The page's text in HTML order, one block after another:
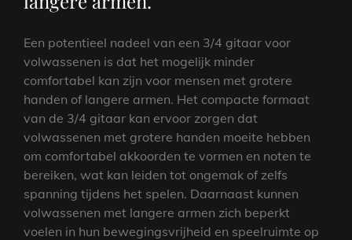
Een potentieel nadeel van een 3/4 gitaar voor
volwassenen is dat het mogelijk minder
comfortabel kan zijn voor mensen met grotere
handen of langere armen. Het compacte formaat
van de 3/4 gitaar kan ervoor zorgen dat
volwassenen met grotere handen moeite hebben
om comfortabel akkoorden te vormen en noten te
bereiken, wat kan leiden tot ongemak of zelfs
spanning tijdens het spelen. Daarnaast kunnen
volwassenen met langere armen zich beperkt
voelen in hun bewegingsvrijheid en speelruimte op